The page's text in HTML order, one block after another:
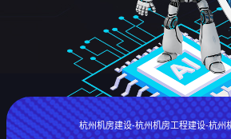
杭州机房建设-杭州机房工程建设-杭州